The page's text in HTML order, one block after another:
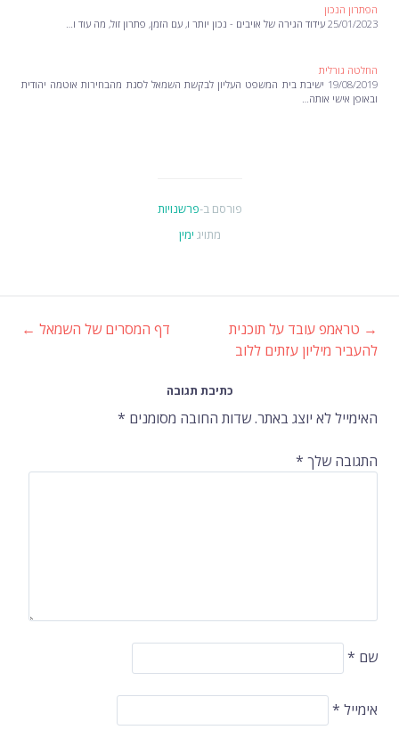
הפתרון הנכון
25/01/2023 עידוד הגירה של אויבים - נכון יותר ו, עם הזמן, פתרון זול, מה עוד ו…
החלטה גורלית
19/08/2019 ישיבת בית המשפט העליון לבקשת השמאל לסגת מהבחירות אוטמה יהודית
ובאופן אישי אותה…
פורסם ב-פרשנויות
מתויג ימין
ניווט
ברשומות
→ טראמפ עובד על תוכנית
להעביר מיליון עזתים ללוב
דף המסרים של השמאל ←
כתיבת תגובה
האימייל לא יוצג באתר.שדות החובה מסומנים *
התגובה שלך *
שם *
אימייל *